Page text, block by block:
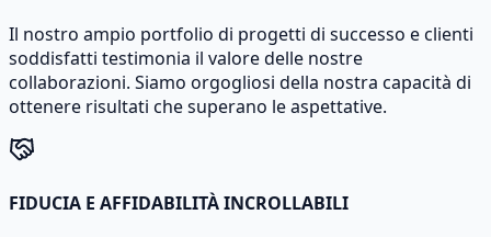
Il nostro ampio portfolio di progetti di successo e clienti
soddisfatti testimonia il valore delle nostre
collaborazioni. Siamo orgogliosi della nostra capacità di
ottenere risultati che superano le aspettative.
FIDUCIA E AFFIDABILITÀ INCROLLABILI